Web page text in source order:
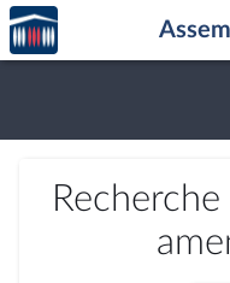
Aller au contenu
Aller en bas de la page
Accèder
à la
page